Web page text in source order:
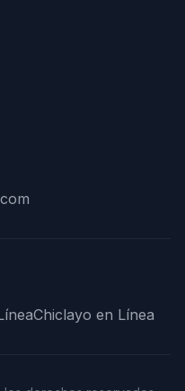
Chiclayo en Línea